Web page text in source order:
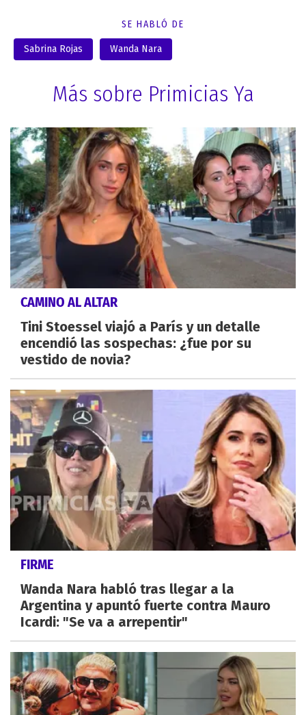
SE HABLÓ DE
Sabrina Rojas Wanda Nara
Más sobre Primicias Ya
CAMINO AL ALTAR
Tini Stoessel viajó a París y un detalle
encendió las sospechas: ¿fue por su
vestido de novia?
FIRME
Wanda Nara habló tras llegar a la
Argentina y apuntó fuerte contra Mauro
Icardi: "Se va a arrepentir"